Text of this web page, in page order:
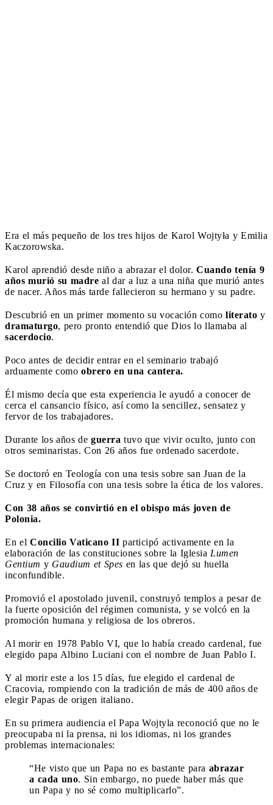
Era el más pequeño de los tres hijos de Karol Wojtyła y Emilia
Kaczorowska.
Karol aprendió desde niño a abrazar el dolor. Cuando tenía 9
años murió su madre al dar a luz a una niña que murió antes
de nacer. Años más tarde fallecieron su hermano y su padre.
Descubrió en un primer momento su vocación como literato y
dramaturgo, pero pronto entendió que Dios lo llamaba al
sacerdocio.
Poco antes de decidir entrar en el seminario trabajó
arduamente como obrero en una cantera.
Él mismo decía que esta experiencia le ayudó a conocer de
cerca el cansancio físico, así como la sencillez, sensatez y
fervor de los trabajadores.
Durante los años de guerra tuvo que vivir oculto, junto con
otros seminaristas. Con 26 años fue ordenado sacerdote.
Se doctoró en Teología con una tesis sobre san Juan de la
Cruz y en Filosofía con una tesis sobre la ética de los valores.
Con 38 años se convirtió en el obispo más joven de
Polonia.
En el Concilio Vaticano II participó activamente en la
elaboración de las constituciones sobre la Iglesia Lumen
Gentium y Gaudium et Spes en las que dejó su huella
inconfundible.
Promovió el apostolado juvenil, construyó templos a pesar de
la fuerte oposición del régimen comunista, y se volcó en la
promoción humana y religiosa de los obreros.
Al morir en 1978 Pablo VI, que lo había creado cardenal, fue
elegido papa Albino Luciani con el nombre de Juan Pablo I.
Y al morir este a los 15 días, fue elegido el cardenal de
Cracovia, rompiendo con la tradición de más de 400 años de
elegir Papas de origen italiano.
En su primera audiencia el Papa Wojtyla reconoció que no le
preocupaba ni la prensa, ni los idiomas, ni los grandes
problemas internacionales:
“He visto que un Papa no es bastante para abrazar
a cada uno. Sin embargo, no puede haber más que
un Papa y no sé como multiplicarlo”.